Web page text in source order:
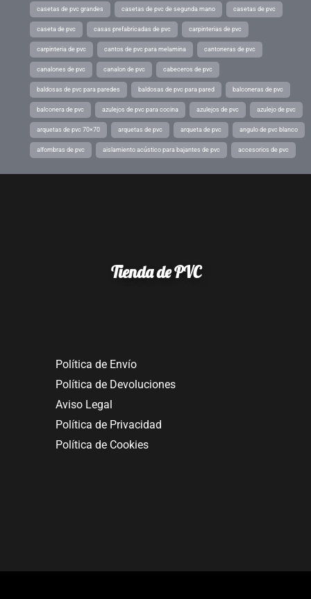
casetas de pvc grandes casetas de pvc de segunda mano casetas de pvc
caseta de pvc casas prefabricadas de pvc carpinterias de pvc
carpinteria de pvc cantos de pvc para melamina cantoneras de pvc
canalones de pvc canalon de pvc cabeceros de pvc
baldosas de pvc para paredes baldosas de pvc para pared balconeras de pvc
balconera de pvc azulejos de pvc para cocina azulejos de pvc azulejo de pvc
arquetas de pvc 70×70 arquetas de pvc arqueta de pvc angulo de pvc blanco
alfombras de pvc aislamiento acústico para bajantes de pvc accesorios de pvc
Tienda de PVC
Política de Envío
Política de Devoluciones
Aviso Legal
Política de Privacidad
Política de Cookies